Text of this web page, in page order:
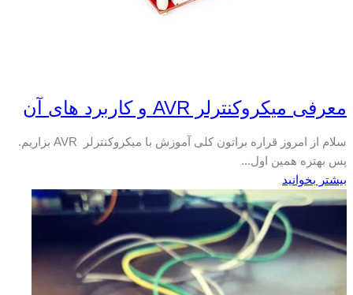
معرفی میکروکنترلر AVR و کاربرد های آن
سلام از امروز قراره براتون کلی آموزش با میکروکنترلر AVR بزاریم.
پس بهتره همین اول...
بیشتر بخوانید